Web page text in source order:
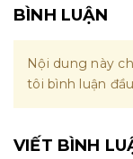
BÌNH LUẬN
Nội dung này
tôi bình luận
VIẾT BÌNH